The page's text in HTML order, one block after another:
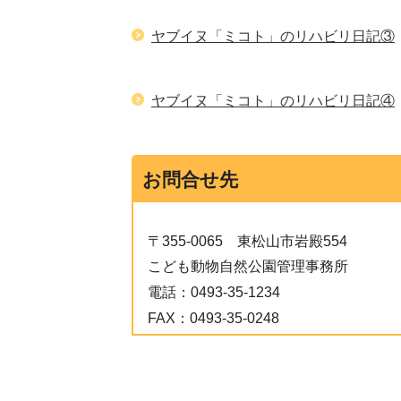
ヤブイヌ「ミコト」のリハビリ日記③
ヤブイヌ「ミコト」のリハビリ日記④
お問合せ先
〒355-0065 東松山市岩殿554
こども動物自然公園管理事務所
電話： 0493-35-1234
FAX： 0493-35-0248